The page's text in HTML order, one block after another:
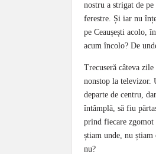
nostru a strigat de
ferestre. Și iar nu
pe Ceaușești acolo,
acum încolo? De
Trecuseră câteva
nonstop la televizor.
departe de centru,
întâmplă, să fiu
prind fiecare zgomot
știam unde, nu
nu?